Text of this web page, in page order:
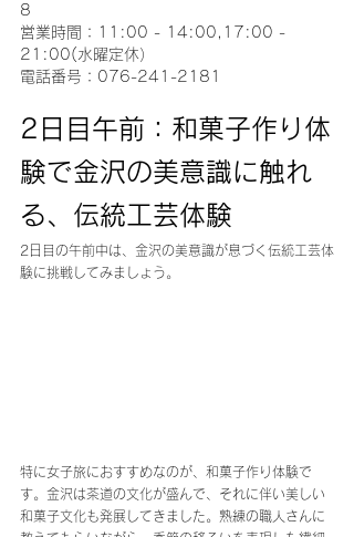
8
営業時間：11:00 - 14:00,17:00 -
21:00(水曜定休）
電話番号：076-241-2181
2日目午前：和菓子作り体
験で金沢の美意識に触れ
る、伝統工芸体験
2日目の午前中は、金沢の美意識が息づく伝統工芸体
験に挑戦してみましょう。
特に女子旅におすすめなのが、和菓子作り体験で
す。金沢は茶道の文化が盛んで、それに伴い美しい
和菓子文化も発展してきました。熟練の職人さんに